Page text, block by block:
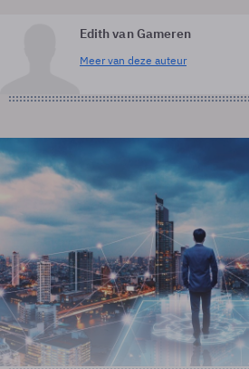
Edith van Gameren
Meer van deze auteur